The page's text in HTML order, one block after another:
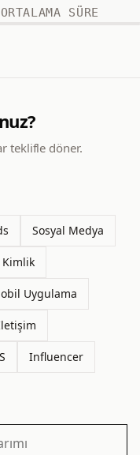
ORTALAMA SÜRE
teklifle döner.
Sosyal Medya
Kimlik
Uygulama
Influencer